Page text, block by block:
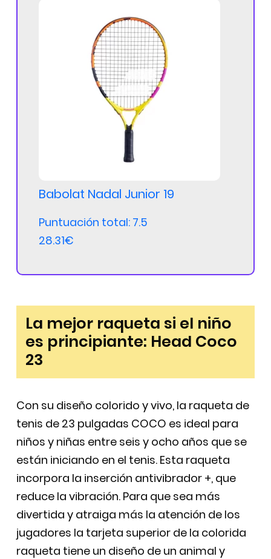
Babolat Nadal Junior 19
Puntuación total: 7.5
28.31€
La mejor raqueta si el niño
es principiante: Head Coco
23
Con su diseño colorido y vivo, la raqueta de
tenis de 23 pulgadas COCO es ideal para
niños y niñas entre seis y ocho años que se
están iniciando en el tenis. Esta raqueta
incorpora la inserción antivibrador +, que
reduce la vibración. Para que sea más
divertida y atraiga más la atención de los
jugadores la tarjeta superior de la colorida
raqueta tiene un diseño de un animal y